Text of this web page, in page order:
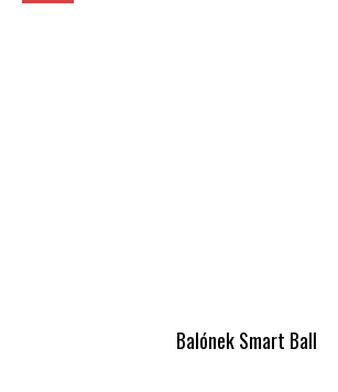
Balónek Smart Ball